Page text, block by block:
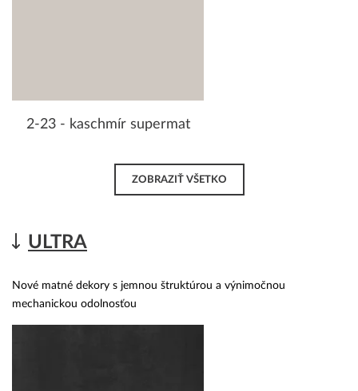
2-23 - kaschmír supermat
ZOBRAZIŤ VŠETKO
ULTRA
Nové matné dekory s jemnou štruktúrou a výnimočnou
mechanickou odolnosťou